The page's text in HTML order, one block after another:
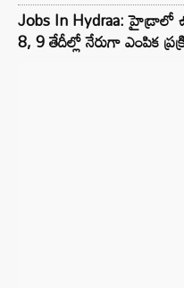
Jobs In Hydraa: హైడ్రాలో
8, 9 తేదీల్లో నేరుగా ఎంపిక